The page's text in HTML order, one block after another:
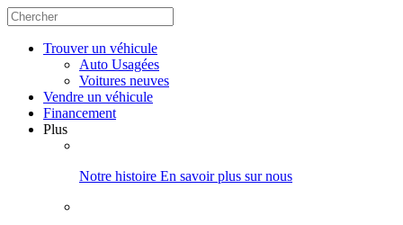
Trouverun véhicule
Auto Usagées
Voitures neuves
Vendre un véhicule
Financement
Plus
Notre histoire En savoir plus sur nous